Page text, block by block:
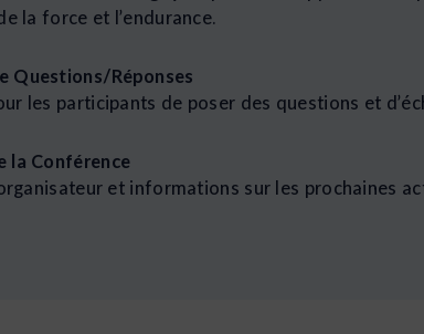
la force et l’endurance.
Questions/Réponses
les participants de poser des questions et
la Conférence
et informations sur les prochaines